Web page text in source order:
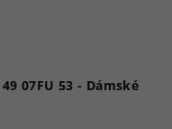
Just Cavalli sluneční brýle SJC149 07FU 53 - Dámské